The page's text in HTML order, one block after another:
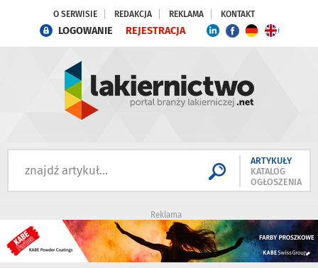
O SERWISIE REDAKCJA REKLAMA KONTAKT
LOGOWANIE REJESTRACJA
ARTYKUŁY
KATALOG
OGŁOSZENIA
Reklama